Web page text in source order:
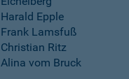
Harald Epple
Frank Lamsfuß
Christian Ritz
Alina vom Bruck